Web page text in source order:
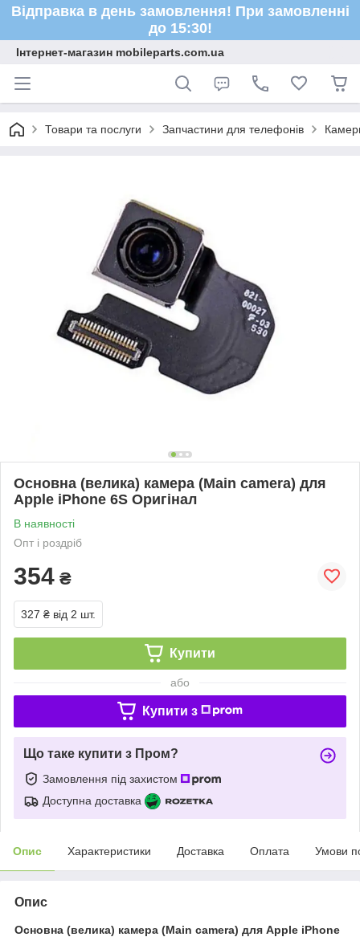
Відправка в день замовлення! При замовленні
до 15:30!
Інтернет-магазин mobileparts.com.ua
Товари та послуги Запчастини для телефонів
Основна (велика) камера (Main camera) для
Apple iPhone 6S Оригінал
В наявності
Опт і роздріб
354 ₴
327 ₴ від 2 шт.
Купити
або
Купити з
Що таке купити з Пром?
Замовлення під захистом
Доступна доставка
Опис Характеристики Доставка Оплата Умови
Опис
Основна (велика) камера (Main camera) для Apple iPhone